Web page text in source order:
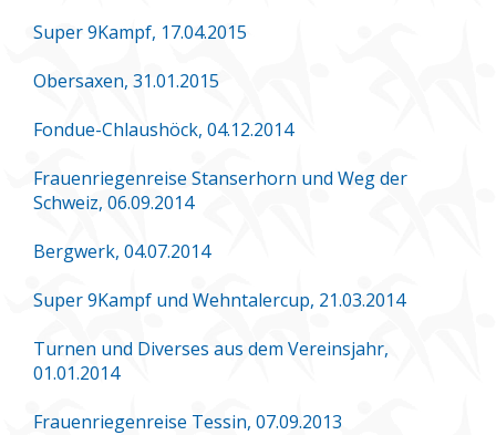
Super 9Kampf, 17.04.2015
Obersaxen, 31.01.2015
Fondue-Chlaushöck, 04.12.2014
Frauenriegenreise Stanserhorn und Weg der
Schweiz, 06.09.2014
Bergwerk, 04.07.2014
Super 9Kampf und Wehntalercup, 21.03.2014
Turnen und Diverses aus dem Vereinsjahr,
01.01.2014
Frauenriegenreise Tessin, 07.09.2013